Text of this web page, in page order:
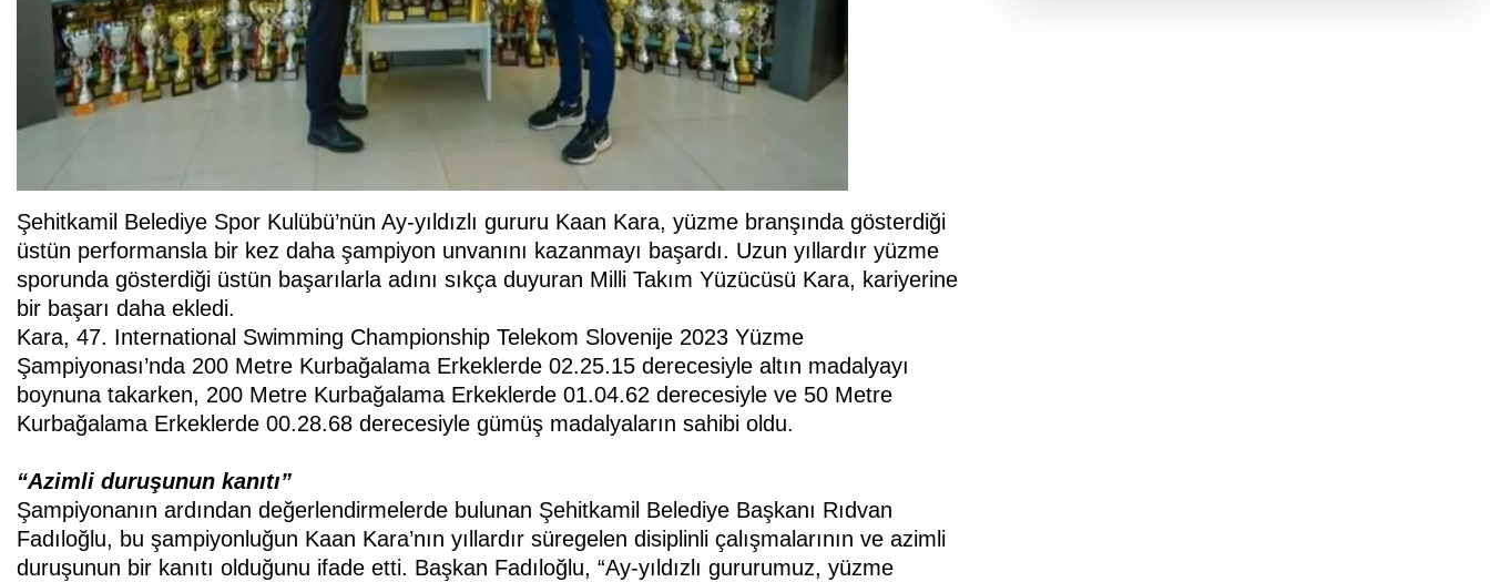
Şehitkamil Belediye Spor Kulübü’nün Ay-yıldızlı gururu Kaan Kara, yüzme branşında gösterdiği
üstün performansla bir kez daha şampiyon unvanını kazanmayı başardı. Uzun yıllardır yüzme
sporunda gösterdiği üstün başarılarla adını sıkça duyuran Milli Takım Yüzücüsü Kara, kariyerine
bir başarı daha ekledi.
Kara, 47. International Swimming Championship Telekom Slovenije 2023 Yüzme
Şampiyonası’nda 200 Metre Kurbağalama Erkeklerde 02.25.15 derecesiyle altın madalyayı
boynuna takarken, 200 Metre Kurbağalama Erkeklerde 01.04.62 derecesiyle ve 50 Metre
Kurbağalama Erkeklerde 00.28.68 derecesiyle gümüş madalyaların sahibi oldu.
“Azimli duruşunun kanıtı”
Şampiyonanın ardından değerlendirmelerde bulunan Şehitkamil Belediye Başkanı Rıdvan
Fadıloğlu, bu şampiyonluğun Kaan Kara’nın yıllardır süregelen disiplinli çalışmalarının ve azimli
duruşunun bir kanıtı olduğunu ifade etti. Başkan Fadıloğlu, “Ay-yıldızlı gururumuz, yüzme